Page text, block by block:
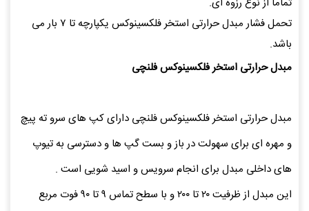
تحمل فشار مبدل حرارتی استخر فلکسینوکس یکپارچه تا ۷ بار می
باشد.
مبدل حرارتی استخر فلکسینوکس فلنچی
مبدل حرارتی استخر فلکسینوکس فلنچی دارای کپ های سرو ته پیچ
و مهره ای برای سهولت در باز و بست گپ ها و دسترسی به تیوپ
های داخلی مبدل برای انجام سرویس و اسید شویی است .
این مبدل از ظرفیت ۲۰ تا ۲۰۰ و با سطح تماس ۹ تا ۹۰ فوت مربع